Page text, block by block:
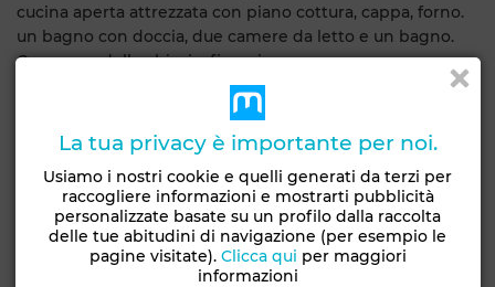
cucina aperta attrezzata con piano cottura, cappa, forno.
un bagno con doccia, due camere da letto e un bagno.
Consegna delle chiavi a fine giugno.
Caratteristiche generali
Tipo di proprietà
Appartamento
Condizioni
Mai abitato /
ristrutturato
Terrazzo Forno
La tua privacy è importante per noi.
Usiamo i nostri cookie e quelli generati da terzi per
raccogliere informazioni e mostrarti pubblicità
personalizzate basate su un profilo dalla raccolta
delle tue abitudini di navigazione (per esempio le
pagine visitate). Clicca qui per maggiori
informazioni